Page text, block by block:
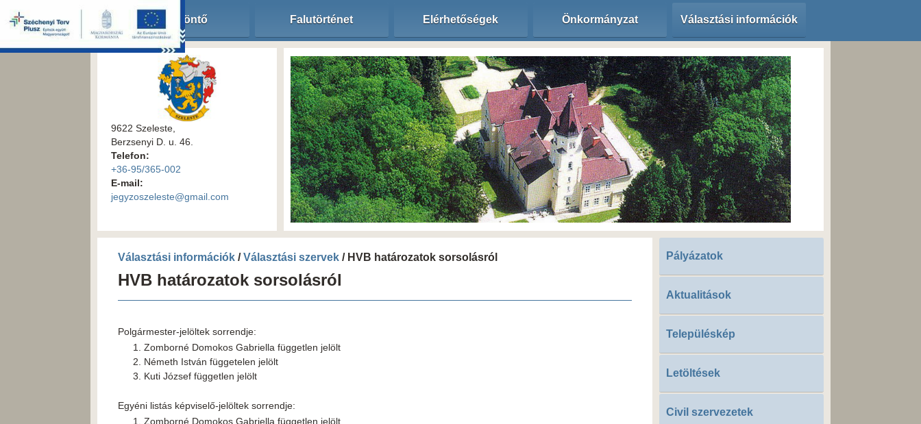
Köszöntő Falutörténet Elérhetőségek Önkormányzat Választási információk
9622 Szeleste,
Berzsenyi D. u. 46.
Telefon:
+36-95/365-002
E-mail:
jegyzoszeleste@gmail.com
Választási információk /Választási szervek / HVB határozatok sorsolásról
HVB határozatok sorsolásról
Polgármester-jelöltek sorrendje:
Zomborné Domokos Gabriella független jelölt
Németh István függetelen jelölt
Kuti József független jelölt
Egyéni listás képviselő-jelöltek sorrendje:
Zomborné Domokos Gabriella független jelölt
Pályázatok
Aktualitások
Településkép
Letöltések
Civil szervezetek